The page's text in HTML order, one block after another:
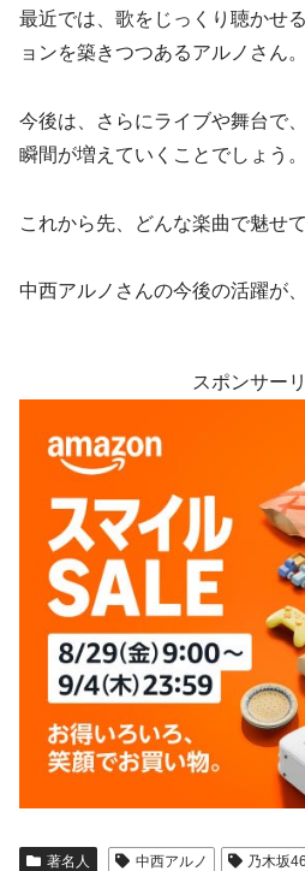
最近では、歌をじっくり聴かせ
ョンを築きつつあるアルノさん。
今後は、さらにライブや舞台で
瞬間が増えていくことでしょう。
これから先、どんな楽曲で魅せ
中西アルノさんの今後の活躍が
スポンサー
著名人 中西アルノ 乃木坂46